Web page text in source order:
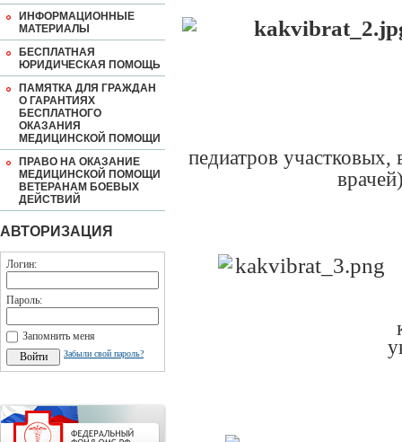
ИНФОРМАЦИОННЫЕ
МАТЕРИАЛЫ
БЕСПЛАТНАЯ
ЮРИДИЧЕСКАЯ ПОМОЩЬ
ПАМЯТКА ДЛЯ ГРАЖДАН
О ГАРАНТИЯХ
БЕСПЛАТНОГО
ОКАЗАНИЯ
МЕДИЦИНСКОЙ ПОМОЩИ
ПРАВО НА ОКАЗАНИЕ
МЕДИЦИНСКОЙ ПОМОЩИ
ВЕТЕРАНАМ БОЕВЫХ
ДЕЙСТВИЙ
АВТОРИЗАЦИЯ
Логин:
Пароль:
Запомнить меня
Забыли свой пароль?
педиатров